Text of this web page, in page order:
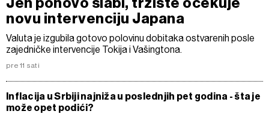
novu intervenciju Japana
Valuta je izgubila gotovo polovinu dobitaka ostvarenih posle
zajedničke intervencije Tokija i Vašingtona.
pre 11 sati
Inflacija u Srbiji najniža u poslednjih pet godina - šta je
može opet podići?